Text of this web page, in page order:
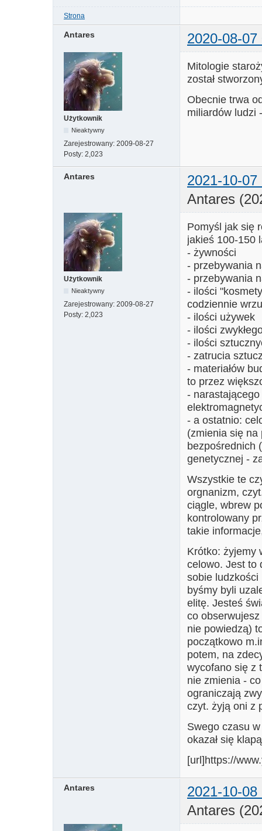
Strona
Antares 2020-08-07
Użytkownik
Nieaktywny
Zarejestrowany: 2009-08-27
Posty: 2,023
Mitologie
został
Obecnie trwa
miliardów ludzi
Antares
2021-10-07
Antares
Użytkownik
Nieaktywny
Zarejestrowany: 2009-08-27
Posty: 2,023
Pomyśl jak się
jakieś 100-150
- żywności
- przebywania
- przebywania
- ilości
codziennie
- ilości używek
- ilości
- ilości
- zatrucia
- materiałów
to przez
- narastającego
- a ostatnio:
(zmienia się na
bezpośrednich
genetycznej -
Wszystkie te
orgnanizm,
ciągle, wbrew
kontrolowany
takie
Krótko: żyjemy
celowo. Jest to
sobie
byśmy byli
elitę. Jesteś
co
nie powiedzą)
początkowo
potem, na
wycofano się z
nie zmienia -
ograniczają
czyt. żyją oni z
Swego czasu
okazał się
[url]https://
Antares
2021-10-08
Antares